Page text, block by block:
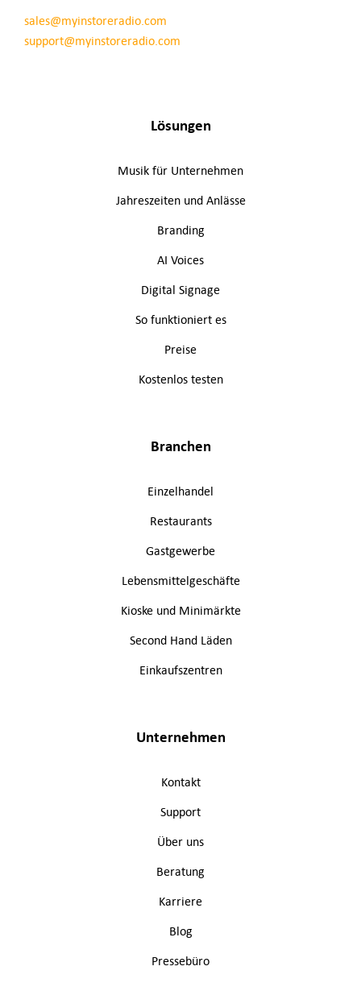
sales@myinstoreradio.com
support@myinstoreradio.com
Lösungen
Musik für Unternehmen
Jahreszeiten und Anlässe
Branding
AI Voices
Digital Signage
So funktioniert es
Preise
Kostenlos testen
Branchen
Einzelhandel
Restaurants
Gastgewerbe
Lebensmittelgeschäfte
Kioske und Minimärkte
Second Hand Läden
Einkaufszentren
Unternehmen
Kontakt
Support
Über uns
Beratung
Karriere
Blog
Pressebüro